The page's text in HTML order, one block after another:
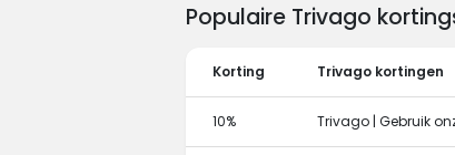
Populaire Trivago
Korting Trivago kortingen
10% Trivago | Gebruik